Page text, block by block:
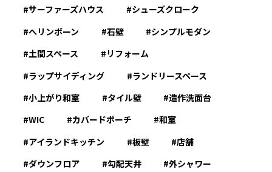
サーファーズハウス
シューズクローク
へリンボーン
石壁
シンプルモダン
土間スペース
リフォーム
ラップサイディング
ランドリースペース
小上がり和室
タイル壁
造作洗面台
WIC
カバードポーチ
和室
アイランドキッチン
板壁
店舗
ダウンフロア
勾配天井
外シャワー